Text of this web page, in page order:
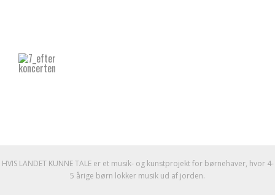
HVIS LANDET KUNNE TALE er et musik- og kunstprojekt for børnehaver, hvor 4-
5 årige børn lokker musik ud af jorden.